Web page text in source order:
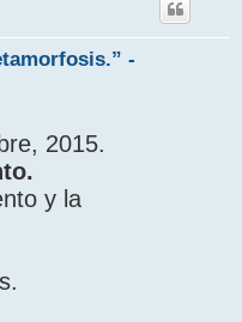
-
2015.
y la